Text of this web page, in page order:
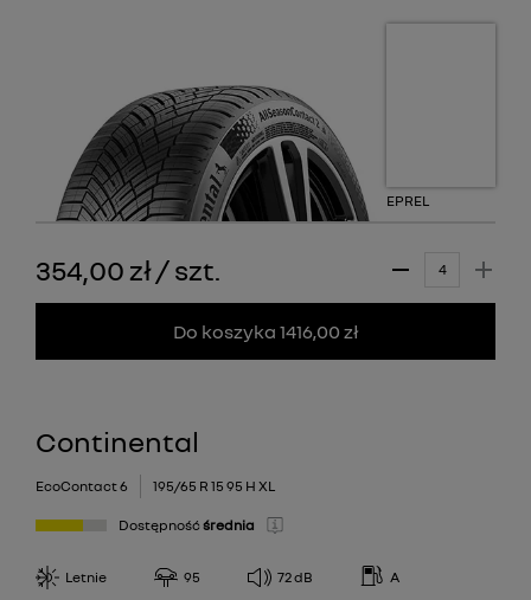
EPREL
354,00 zł/szt.
Do koszyka 1416,00 zł
Continental
EcoContact 6 195/65 R 15 95 H XL
Dostępność średnia
Letnie 95 72dB A